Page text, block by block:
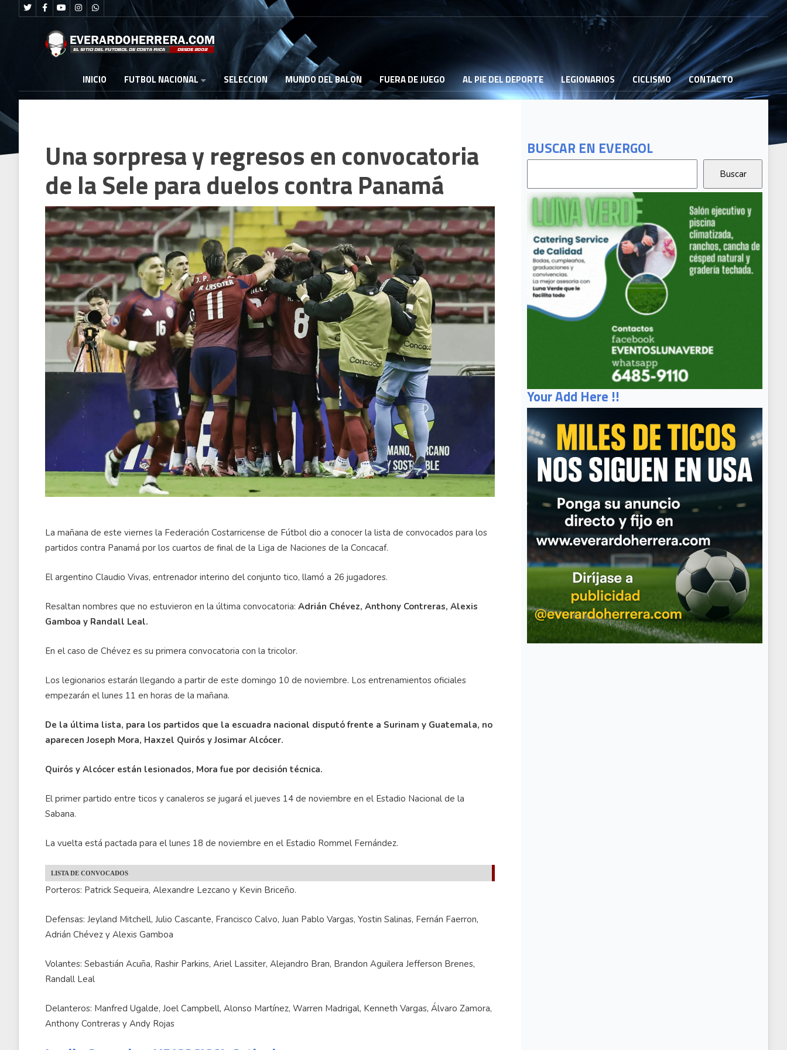
INICIO FUTBOL NACIONAL SELECCION MUNDO DEL BALON FUERA DE JUEGO AL PIE DEL DEPORTE LEGIONARIOS CICLISMO CONTACTO
BUSCAR EN EVERGOL
Your Add Here !!
Una sorpresa y regresos en convocatoria
de la Sele para duelos contra Panamá
La mañana de este viernes la Federación Costarricense de Fútbol dio a conocer la lista de convocados para los
partidos contra Panamá por los cuartos de final de la Liga de Naciones de la Concacaf.
El argentino Claudio Vivas, entrenador interino del conjunto tico, llamó a 26 jugadores.
Resaltan nombres que no estuvieron en la última convocatoria: Adrián Chévez, Anthony Contreras, Alexis
Gamboa y Randall Leal.
En el caso de Chévez es su primera convocatoria con la tricolor.
Los legionarios estarán llegando a partir de este domingo 10 de noviembre. Los entrenamientos oficiales
empezarán el lunes 11 en horas de la mañana.
De la última lista, para los partidos que la escuadra nacional disputó frente a Surinam y Guatemala, no
aparecen Joseph Mora, Haxzel Quirós y Josimar Alcócer.
Quirós y Alcócer están lesionados, Mora fue por decisión técnica.
El primer partido entre ticos y canaleros se jugará el jueves 14 de noviembre en el Estadio Nacional de la
Sabana.
La vuelta está pactada para el lunes 18 de noviembre en el Estadio Rommel Fernández.
LISTA DE CONVOCADOS
Porteros: Patrick Sequeira, Alexandre Lezcano y Kevin Briceño.
Defensas: Jeyland Mitchell, Julio Cascante, Francisco Calvo, Juan Pablo Vargas, Yostin Salinas, Fernán Faerron,
Adrián Chévez y Alexis Gamboa
Volantes: Sebastián Acuña, Rashir Parkins, Ariel Lassiter, Alejandro Bran, Brandon Aguilera Jefferson Brenes,
Randall Leal
Delanteros: Manfred Ugalde, Joel Campbell, Alonso Martínez, Warren Madrigal, Kenneth Vargas, Álvaro Zamora,
Anthony Contreras y Andy Rojas